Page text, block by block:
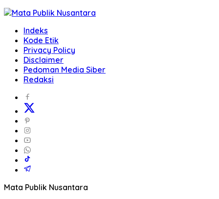
Indeks
Kode Etik
Privacy Policy
Disclaimer
Pedoman Media Siber
Redaksi
Mata Publik Nusantara